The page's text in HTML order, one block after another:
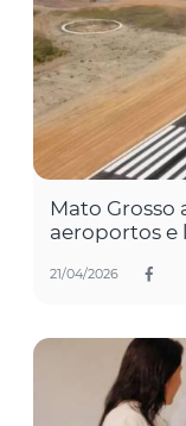
Mato
aeroportos e
21/04/2026